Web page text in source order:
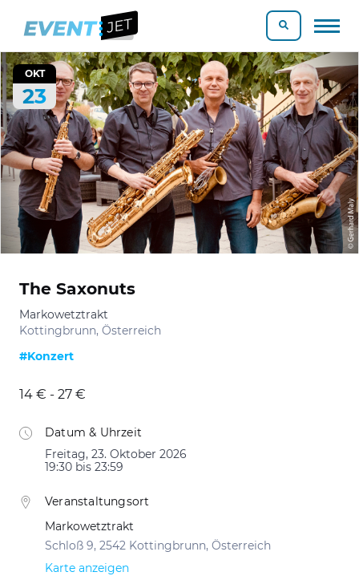
OKT
23
The Saxonuts
Markowetztrakt
Kottingbrunn, Österreich
#Konzert
14 € - 27 €
Datum & Uhrzeit
Freitag, 23. Oktober 2026
19:30 bis 23:59
Veranstaltungsort
Markowetztrakt
Schloß 9, 2542 Kottingbrunn, Österreich
Karte anzeigen